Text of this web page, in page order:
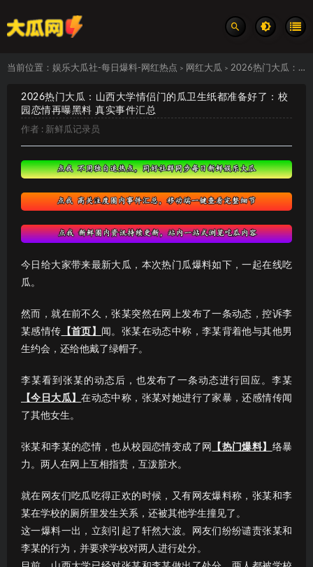
当前位置： 娱乐大瓜社-每日爆料-网红热点 > 网红大瓜 > 2026热门大瓜：山西大学情侣门的瓜卫生纸都准备好了：校园恋情再曝黑料 真实事件汇总
2026热门大瓜：山西大学情侣门的瓜卫生纸都准备好了：校
园恋情再曝黑料 真实事件汇总
作者 : 新鲜瓜记录员
今日给大家带来最新大瓜，本次热门瓜爆料如下，一起在线吃
瓜。
然而，就在前不久，张某突然在网上发布了一条动态，控诉李
某感情传 【首页】 闻。张某在动态中称，李某背着他与其他男
生约会，还给他戴了绿帽子。
李某看到张某的动态后，也发布了一条动态进行回应。李某
【今日大瓜】在动态中称，张某对她进行了家暴，还感情传闻
了其他女生。
张某和李某的恋情，也从校园恋情变成了网 【热门爆料】 络暴
力。两人在网上互相指责，互泼脏水。
就在网友们吃瓜吃得正欢的时候，又有网友爆料称，张某和李
某在学校的厕所里发生关系，还被其他学生撞见了。
这一爆料一出，立刻引起了轩然大波。网友们纷纷谴责张某和
李某的行为，并要求学校对两人进行处分。